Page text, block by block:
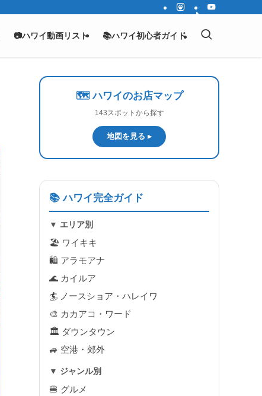
📷ハワイ動画リスト 📚ハワイ初心者ガイド
🗺️ ハワイのお店マップ
143スポットから探す
地図を見る ▸
📚 ハワイ完全ガイド
▼ エリア別
🏖 ワイキキ
🛍 アラモアナ
🌊 カイルア
🏄 ノースショア・ハレイワ
🎨 カカアコ・ワード
🏛 ダウンタウン
🚙 空港・郊外
▼ ジャンル別
🍔 グルメ